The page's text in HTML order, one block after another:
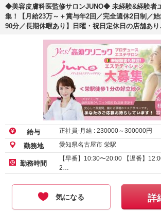
◆美容皮膚科医監修サロンJUNO◆ 未経験&経験者
集！【月給23万～＋賞与年2回／完全週休2日制／
90分／長期休暇あり】日曜・祝日定休日の店舗あり
給与 正社員-月給 : 230000～300000円
勤務地 愛知県名古屋市 栄駅
勤務時間
【早番】10:30〜20:00 【遅番】12:00〜
2…
気になる 詳